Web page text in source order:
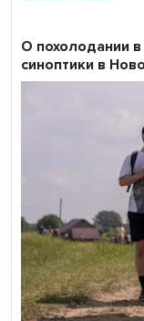
О похолодании
синоптики в